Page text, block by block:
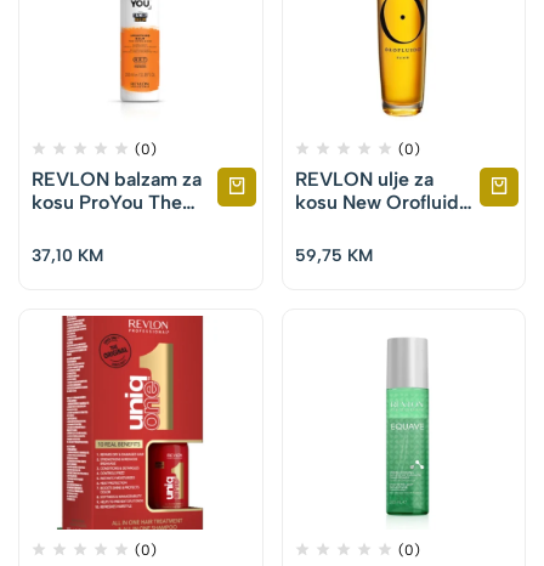
(0)
REVLON balzam za
kosu ProYou The
350 ml
37,10 KM
(0)
REVLON ulje za
kosu New Orofluido
59,75 KM
(0) (0)